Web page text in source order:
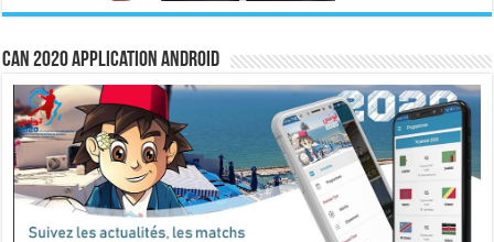
CAN 2020 Application Android